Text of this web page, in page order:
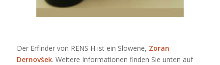
Der Erfinder von RENS H ist ein Slowene, Zoran
Dernovšek. Weitere Informationen finden Sie unten auf